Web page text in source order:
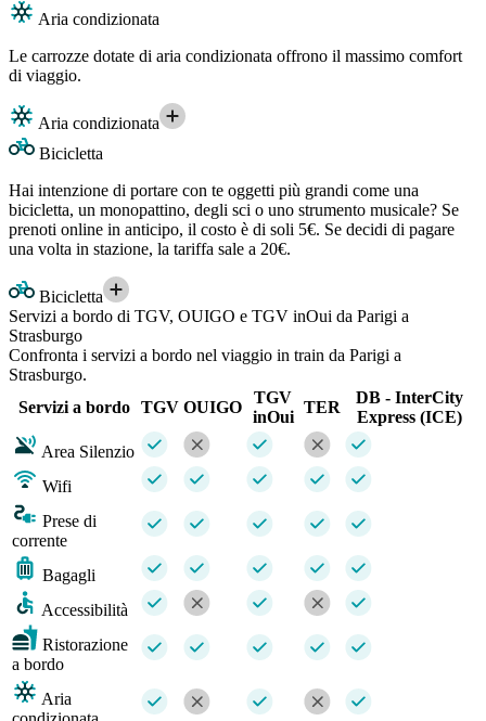
Aria condizionata
Le carrozze dotate di aria condizionata offrono il massimo comfort
di viaggio.
Aria condizionata
Bicicletta
Hai intenzione di portare con te oggetti più grandi come una
bicicletta, un monopattino, degli sci o uno strumento musicale? Se
prenoti online in anticipo, il costo è di soli 5€. Se decidi di pagare
una volta in stazione, la tariffa sale a 20€.
Bicicletta
Servizi a bordo di TGV, OUIGO e TGV inOui da Parigi a
Strasburgo
Confronta i servizi a bordo nel viaggio in train da Parigi a
Strasburgo.
Servizi a bordo TGV OUIGO
TGV
inOui
TER
DB - InterCity
Express (ICE)
Area Silenzio
Wifi
Prese di
corrente
Bagagli
Accessibilità
Ristorazione
a bordo
Aria